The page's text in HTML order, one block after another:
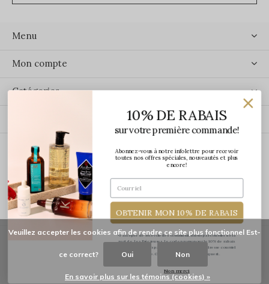
Menu
Mon compte
Catégories
ÉCRIVEZ-NOUS
© Copyright2026-Les Précieuses
Veuillez accepter les cookies afin de rendre ce site plus fonctionnel Est-
ce correct? Oui Non
En savoir plus sur les témoins (cookies) »
10% DE RABAIS
sur votre première commande!
Abonnez-vous à notre infolettre pour recevoir
toutes nos offres spéciales, nouveautés et plus
encore!
OBTENIR MON 10% DE RABAIS
*J'accepte de recevoir des communications par courriel de la
part de Les Précieuses. Le code promo pour le 10% de rabais
vous sera transmis par courriel une fois votre adresse courriel
confirmée. Certaines exclusions s'appliquent.
Non merci